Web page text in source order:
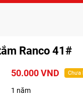
Ranco 41#
50.000 VND Chưa
1 năm